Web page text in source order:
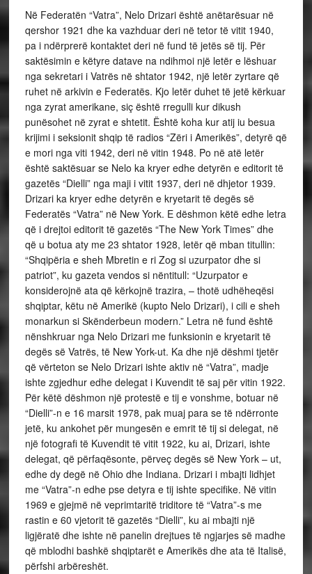
Në Federatën “Vatra”, Nelo Drizari është anëtarësuar në
qershor 1921 dhe ka vazhduar deri në tetor të vitit 1940,
pa i ndërprerë kontaktet deri në fund të jetës së tij. Për
saktësimin e këtyre datave na ndihmoi një letër e lëshuar
nga sekretari i Vatrës në shtator 1942, një letër zyrtare që
ruhet në arkivin e Federatës. Kjo letër duhet të jetë kërkuar
nga zyrat amerikane, siç është rregulli kur dikush
punësohet në zyrat e shtetit. Është koha kur atij iu besua
krijimi i seksionit shqip të radios “Zëri i Amerikës”, detyrë që
e mori nga viti 1942, deri në vitin 1948. Po në atë letër
është saktësuar se Nelo ka kryer edhe detyrën e editorit të
gazetës “Dielli” nga maji i vitit 1937, deri në dhjetor 1939.
Drizari ka kryer edhe detyrën e kryetarit të degës së
Federatës “Vatra” në New York. E dëshmon këtë edhe letra
që i drejtoi editorit të gazetës “The New York Times” dhe
që u botua aty me 23 shtator 1928, letër që mban titullin:
“Shqipëria e sheh Mbretin e ri Zog si uzurpator dhe si
patriot”, ku gazeta vendos si nëntitull: “Uzurpator e
konsiderojnë ata që kërkojnë trazira, – thotë udhëheqësi
shqiptar, këtu në Amerikë (kupto Nelo Drizari), i cili e sheh
monarkun si Skënderbeun modern.” Letra në fund është
nënshkruar nga Nelo Drizari me funksionin e kryetarit të
degës së Vatrës, të New York-ut. Ka dhe një dëshmi tjetër
që vërteton se Nelo Drizari ishte aktiv në “Vatra”, madje
ishte zgjedhur edhe delegat i Kuvendit të saj për vitin 1922.
Për këtë dëshmon një protestë e tij e vonshme, botuar në
“Dielli”-n e 16 marsit 1978, pak muaj para se të ndërronte
jetë, ku ankohet për mungesën e emrit të tij si delegat, në
një fotografi të Kuvendit të vitit 1922, ku ai, Drizari, ishte
delegat, që përfaqësonte, përveç degës së New York – ut,
edhe dy degë në Ohio dhe Indiana. Drizari i mbajti lidhjet
me “Vatra”-n edhe pse detyra e tij ishte specifike. Në vitin
1969 e gjejmë në veprimtaritë triditore të “Vatra”-s me
rastin e 60 vjetorit të gazetës “Dielli”, ku ai mbajti një
ligjëratë dhe ishte në panelin drejtues të ngjarjes së madhe
që mblodhi bashkë shqiptarët e Amerikës dhe ata të Italisë,
përfshi arbëreshët.